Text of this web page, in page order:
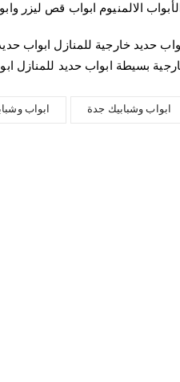
الالمنيوم ابواب قص ليزر
حديد خارجية للمنازل ابواب
بسيطة ابواب حديد للمنازل
ابواب ابواب وشبابيك جدة